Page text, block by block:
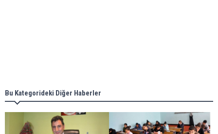
Bu Kategorideki Diğer Haberler